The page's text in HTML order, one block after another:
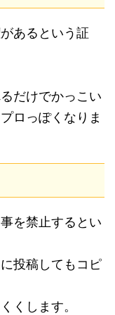
あるという証
だけでかっこい
ロっぽくなりま
を禁止するとい
投稿してもコピ
くします。